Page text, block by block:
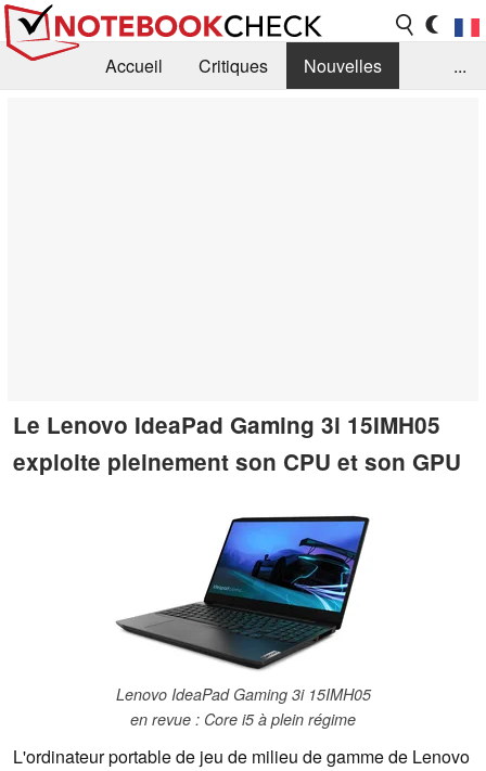
Accueil Critiques
Nouvelles
...
Le Lenovo IdeaPad Gaming 3i 15IMH05
exploite pleinement son CPU et son GPU
Lenovo IdeaPad Gaming 3i 15IMH05
en revue : Core i5 à plein régime
L'ordinateur portable de jeu de milieu de gamme de Lenovo